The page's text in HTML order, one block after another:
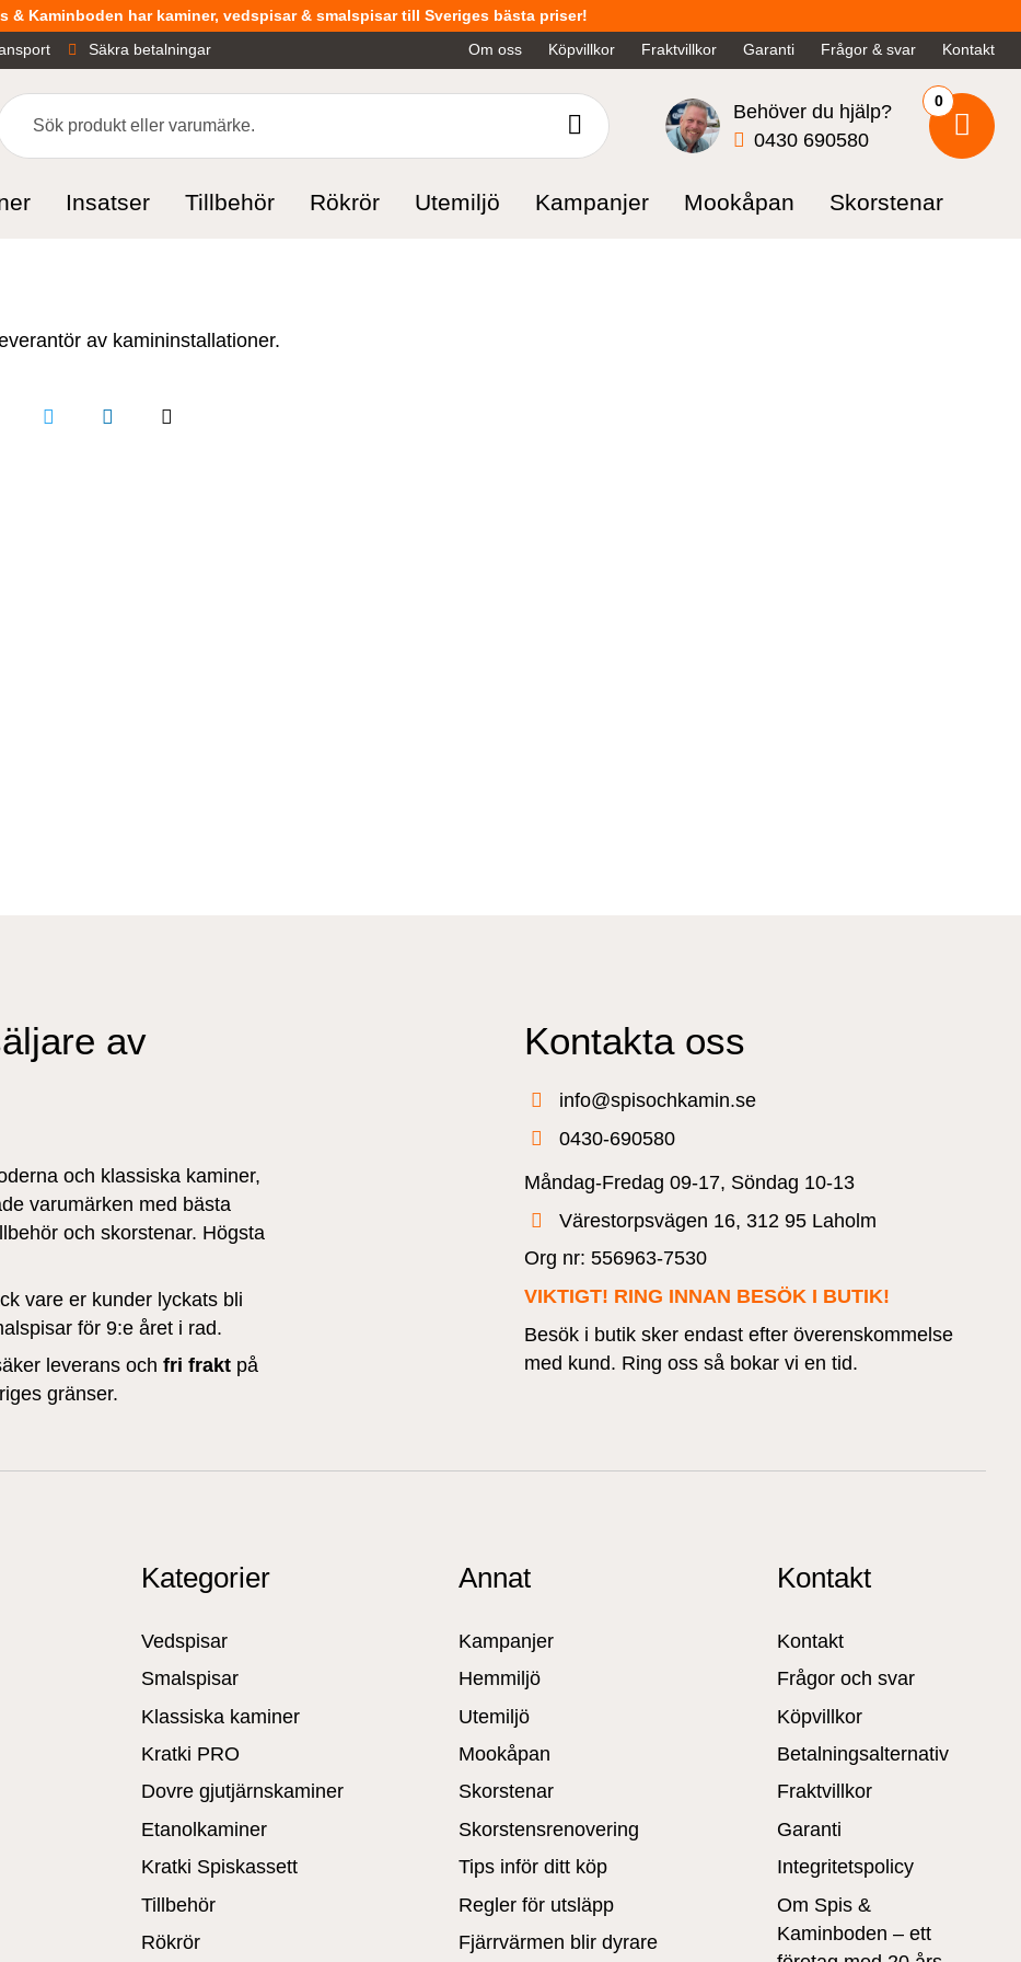
& Kaminboden har kaminer, vedspisar & smalspisar till Sveriges bästa priser!
Säkra betalningar Om oss Köpvillkor Fraktvillkor Garanti Frågor & svar Kontakt
Behöver du hjälp?
0430 690580
0
Insatser Tillbehör Rökrör Utemiljö Kampanjer Mookåpan Skorstenar
av kamininstallationer.
Dela
Dela
Dela
av
och klassiska kaminer,
varumärken med bästa
och skorstenar. Högsta
vare er kunder lyckats bli
för 9:e året i rad.
leverans och fri frakt på
gränser.
Kontakta oss
info@spisochkamin.se
0430-690580
Måndag-Fredag 09-17, Söndag 10-13
Värestorpsvägen 16, 312 95 Laholm
Org nr: 556963-7530
VIKTIGT! RING INNAN BESÖK I BUTIK!
Besök i butik sker endast efter överenskommelse
med kund. Ring oss så bokar vi en tid.
Kategorier
Vedspisar
Smalspisar
Klassiska kaminer
Kratki PRO
Dovre gjutjärnskaminer
Etanolkaminer
Kratki Spiskassett
Tillbehör
Rökrör
Annat
Kampanjer
Hemmiljö
Utemiljö
Mookåpan
Skorstenar
Skorstensrenovering
Tips inför ditt köp
Regler för utsläpp
Fjärrvärmen blir dyrare
Kontakt
Kontakt
Frågor och svar
Köpvillkor
Betalningsalternativ
Fraktvillkor
Garanti
Integritetspolicy
Om Spis &
Kaminboden – ett